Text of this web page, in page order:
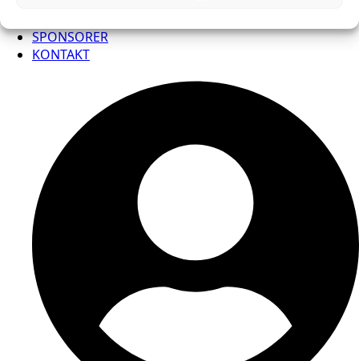
SPONSORER
KONTAKT